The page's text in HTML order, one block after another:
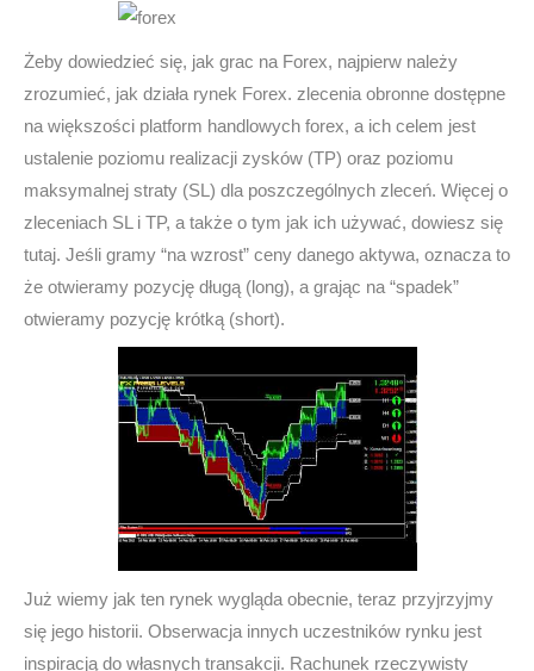
Żeby dowiedzieć się, jak grac na Forex, najpierw należy
zrozumieć, jak działa rynek Forex. zlecenia obronne dostępne
na większości platform handlowych forex, a ich celem jest
ustalenie poziomu realizacji zysków (TP) oraz poziomu
maksymalnej straty (SL) dla poszczególnych zleceń. Więcej o
zleceniach SL i TP, a także o tym jak ich używać, dowiesz się
tutaj. Jeśli gramy “na wzrost” ceny danego aktywa, oznacza to
że otwieramy pozycję długą (long), a grając na “spadek”
otwieramy pozycję krótką (short).
Już wiemy jak ten rynek wygląda obecnie, teraz przyjrzyjmy
się jego historii. Obserwacja innych uczestników rynku jest
inspiracją do własnych transakcji. Rachunek rzeczywisty